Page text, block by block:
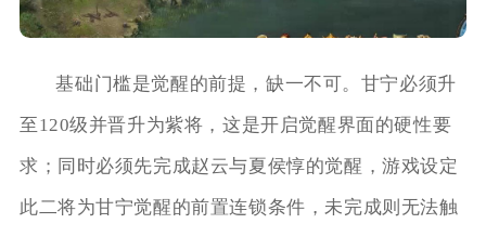
基础门槛是觉醒的前提，缺一不可。甘宁必须升
至120级并晋升为紫将，这是开启觉醒界面的硬性要
求；同时必须先完成赵云与夏侯惇的觉醒，游戏设定
此二将为甘宁觉醒的前置连锁条件，未完成则无法触